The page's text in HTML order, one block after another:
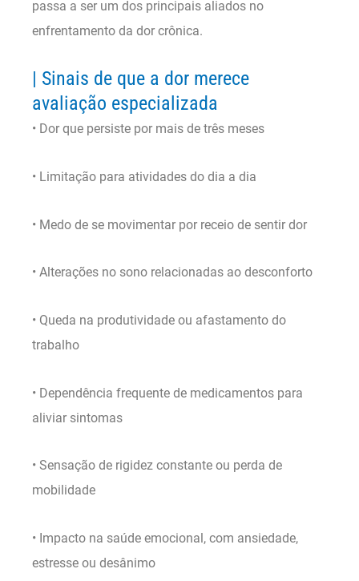
passa a ser um dos principais aliados no
enfrentamento da dor crônica.
| Sinais de que a dor merece
avaliação especializada
• Dor que persiste por mais de três meses
• Limitação para atividades do dia a dia
• Medo de se movimentar por receio de sentir dor
• Alterações no sono relacionadas ao desconforto
• Queda na produtividade ou afastamento do
trabalho
• Dependência frequente de medicamentos para
aliviar sintomas
• Sensação de rigidez constante ou perda de
mobilidade
• Impacto na saúde emocional, com ansiedade,
estresse ou desânimo